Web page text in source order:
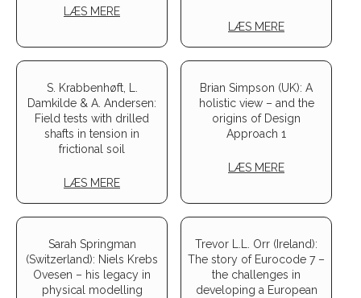
LÆS MERE
LÆS MERE
S. Krabbenhøft, L.
Damkilde & A. Andersen:
Field tests with drilled
shafts in tension in
frictional soil
LÆS MERE
Brian Simpson (UK): A
holistic view – and the
origins of Design
Approach 1
LÆS MERE
Sarah Springman
(Switzerland): Niels Krebs
Ovesen – his legacy in
physical modelling
Trevor L.L. Orr (Ireland):
The story of Eurocode 7 –
the challenges in
developing a European